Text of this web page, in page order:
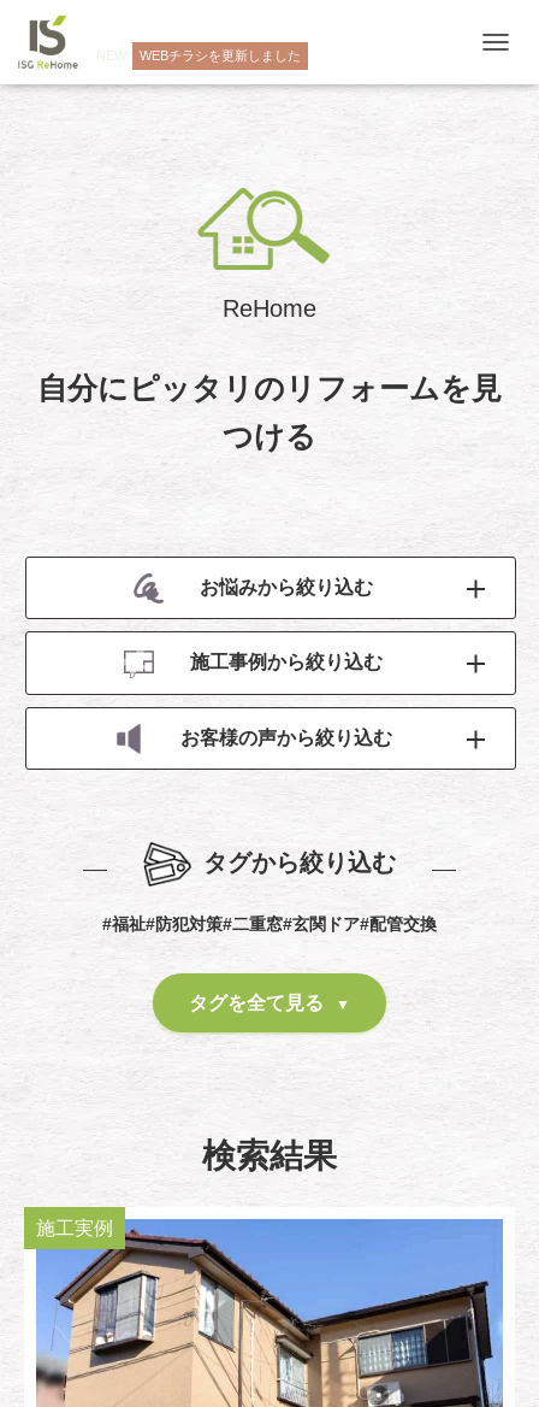
NEW WEBチラシを更新しました
ビ
ReHome
自分にピッタリのリフォームを見
つける
お悩みから絞り込む
施工事例から絞り込む
お客様の声から絞り込む
タグから絞り込む
#福祉#防犯対策#二重窓#玄関ドア#配管交換
タグを全て見る
検索結果
施工実例